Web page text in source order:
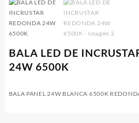
BALA LED DE
24W 6500K
BALA PANEL 24W BLANCA 6500K